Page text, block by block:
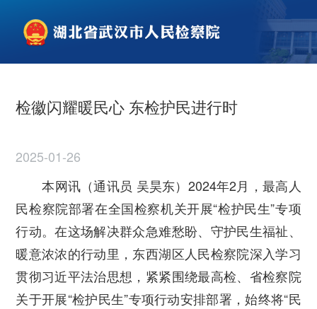
检徽闪耀暖民心 东检护民进行时
2025-01-26
本网讯（通讯员 吴昊东）2024年2月，最高人
民检察院部署在全国检察机关开展“检护民生”专项
行动。在这场解决群众急难愁盼、守护民生福祉、
暖意浓浓的行动里，东西湖区人民检察院深入学习
贯彻习近平法治思想，紧紧围绕最高检、省检察院
关于开展“检护民生”专项行动安排部署，始终将“民